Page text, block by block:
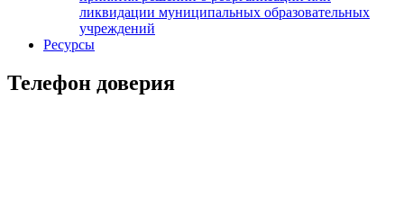
ликвидации муниципальных образовательных
учреждений
Ресурсы
Телефон доверия